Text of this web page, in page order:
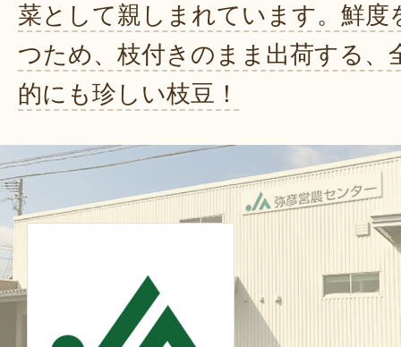
菜として親しまれています。鮮度
つため、枝付きのまま出荷する、
的にも珍しい枝豆！